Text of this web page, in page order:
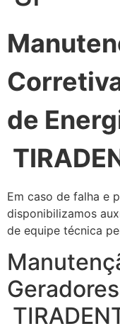
de
Em caso de falha e
disponibilizamos
de equipe técnica